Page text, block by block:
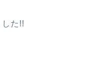
た!!